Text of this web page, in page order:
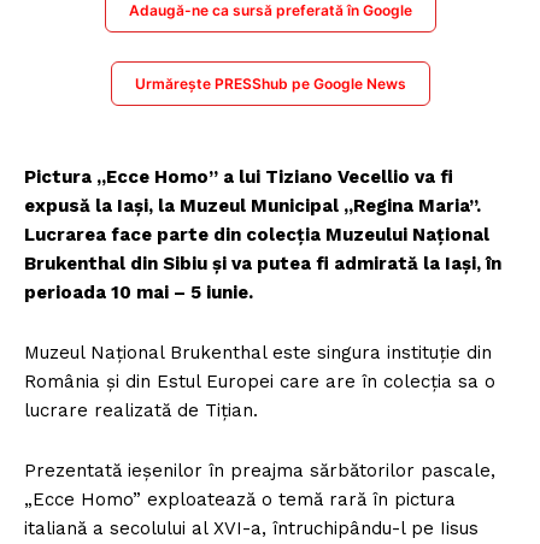
Adaugă-ne ca sursă preferată în Google
Urmărește PRESShub pe Google News
Pictura „Ecce Homo” a lui Tiziano Vecellio va fi
expusă la Iași, la Muzeul Municipal „Regina Maria”.
Lucrarea face parte din colecția Muzeului Național
Brukenthal din Sibiu și va putea fi admirată la Iași, în
perioada 10 mai – 5 iunie.
Muzeul Național Brukenthal este singura instituție din
România și din Estul Europei care are în colecția sa o
lucrare realizată de Tițian.
Prezentată ieșenilor în preajma sărbătorilor pascale,
„Ecce Homo” exploatează o temă rară în pictura
italiană a secolului al XVI-a, întruchipându-l pe Iisus